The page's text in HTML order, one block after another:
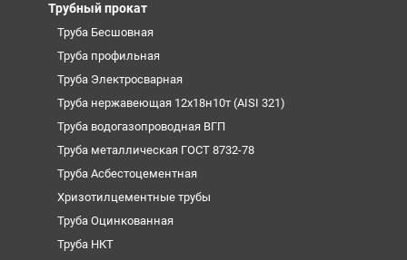
Трубный прокат
Труба Бесшовная
Труба профильная
Труба Электросварная
Труба нержавеющая 12х18н10т (AISI 321)
Труба водогазопроводная ВГП
Труба металлическая ГОСТ 8732-78
Труба Асбестоцементная
Хризотилцементные трубы
Труба Оцинкованная
Труба НКТ